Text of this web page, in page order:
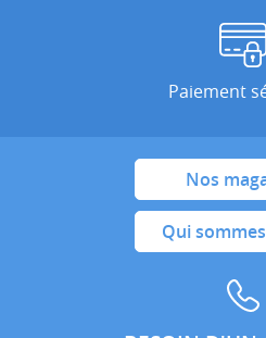
Paiement
Nos
Qui